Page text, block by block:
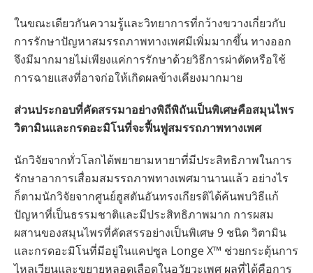
ในขณะเดียวกันความรู้และวิทยาการที่กว้างขวางเกี่ยวกับ
การรักษาปัญหาสมรรถภาพทางเพศมีเพิ่มมากขึ้น ทางออก
จึงมีมากมายไม่เพียงแค่การรักษาด้วยวิธีการผ่าตัดหรือใช้
การฉายแสงที่อาจก่อให้เกิดผลข้างเคียงมากมาย
ส่วนประกอบที่คัดสรรมาอย่างพิถีพิถันเป็นพิเศษคือสมุนไพร
วิตามินและกรดอะมิโนที่จะฟื้นฟูสมรรถภาพทางเพศ
นักวิจัยจากทั่วโลกได้พยายามหายาที่มีประสิทธิภาพในการ
รักษาอาการเสื่อมสมรรถภาพทางเพศมานานแล้ว อย่างไร
ก็ตามนักวิจัยจากศูนย์ฮูสตันอันทรงเกียรติได้ค้นพบวิธีแก้
ปัญหาที่เป็นธรรมชาติและมีประสิทธิภาพมาก การผสม
ผสานของสมุนไพรที่คัดสรรอย่างเป็นพิเศษ 9 ชนิด วิตามิน
และกรดอะมิโนที่มีอยู่ในแคปซูล Longe X™ ช่วยกระตุ้นการ
ไหลเวียนและขยายหลอดเลือดในอวัยวะเพศ ผลที่ได้คือการ